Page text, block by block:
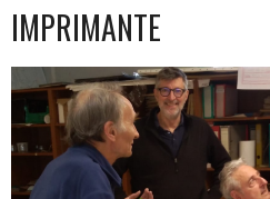
IMPRIMANTE